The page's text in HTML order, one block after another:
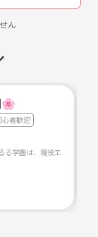
参加希望だけする
るグループではな
ある大人の継続し
ん
心者歓迎